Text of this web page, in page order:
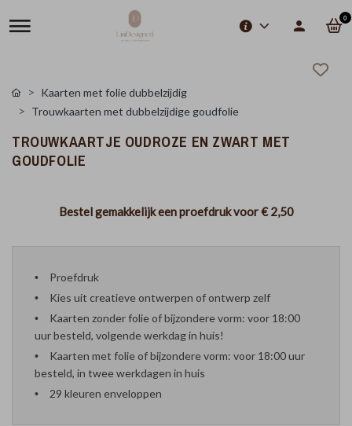
0
Kaarten met folie dubbelzijdig
Trouwkaarten met dubbelzijdige goudfolie
TROUWKAARTJE OUDROZE EN ZWART MET
GOUDFOLIE
Bestel gemakkelijk een proefdruk voor€ 2,50
Proefdruk
Kies uit creatieve ontwerpen of ontwerp zelf
Kaarten zonder folie of bijzondere vorm: voor 18:00
uur besteld, volgende werkdag in huis!
Kaarten met folie of bijzondere vorm: voor 18:00 uur
besteld, in twee werkdagen in huis
29 kleuren enveloppen